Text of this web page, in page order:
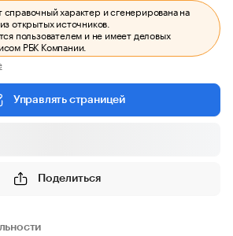
характер и сгенерирована на
открытых источников.
пользователем и не имеет деловых
РБК Компании.
Управлять страницей
Поделиться